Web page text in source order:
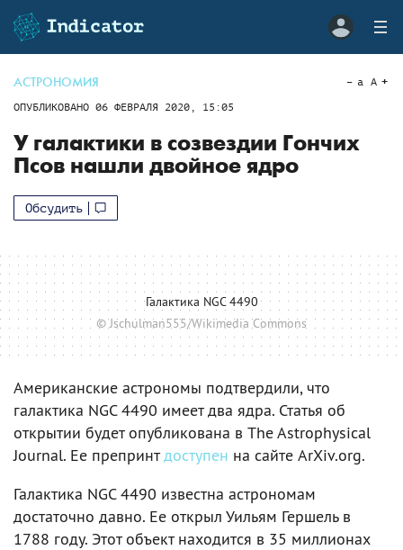
АСТРОНОМИЯ
ОПУБЛИКОВАНО 06 ФЕВРАЛЯ 2020, 15:05
a A
У галактики в созвездии Гончих
Псов нашли двойное ядро
Обсудить
Галактика NGC 4490
© Jschulman555/Wikimedia Commons
Американские астрономы подтвердили, что
галактика NGC 4490 имеет два ядра. Статья об
открытии будет опубликована в The Astrophysical
Journal. Ее препринтдоступен на сайте ArXiv.org.
Галактика NGC 4490 известна астрономам
достаточно давно. Ее открыл Уильям Гершель в
1788 году. Этот объект находится в 35 миллионах